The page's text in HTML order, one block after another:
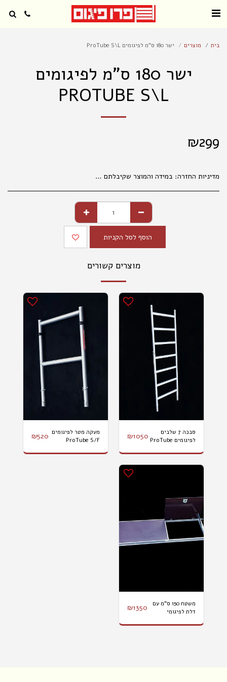
בית מוצרים ישר 180 ס"מ לפיגומים ProTube S\L
ישר 180 ס"מ לפיגומים
PROTUBE S\L
₪299
מדיניות החזרה: במידה והמוצר שקיבלתם אינו עונה על ציפיותיכם, פנו למחלקת קשרי לקוחות מרגע קבלת המשלוח (עד שני ימי עבודה), בכדי שנוכל לטפל בפנייתכם בהתאם לנהלים. 035177847 החלפת מוצרים אפשרית בפנייה טלפונית או בסניפי הרשת, באריזה המקורית בלבד ובשלמותם. במידה ויתגלו שינויים במחירי המוצרים, המחיר הקובע הוא המחיר המופיע בחנויות ובמרכז ההזמנות. המחיר הקטלוגי הנו למכירה בחנויות . במכירה מרחוק, יתווסף מחיר שילוח, כמפורט באתר האינטרנט. אין החזרות של נעליים . החלפת והחזרת מוצרים , , אפשרית באריזתם המקורית בלבד ובשלמותם תוך 14 ימים מיום הקניה. ברחוב מגן אברהם 3 תל אביב.
הוסף לסל הקניות
מוצרים קשורים
סבכה 7 שלבים
לפיגומים ProTube
₪1050
מעקה מטר לפיגומים
ProTube S/F
₪520
משטח 150 ס"מ עם
דלת לפיגומי
₪1350